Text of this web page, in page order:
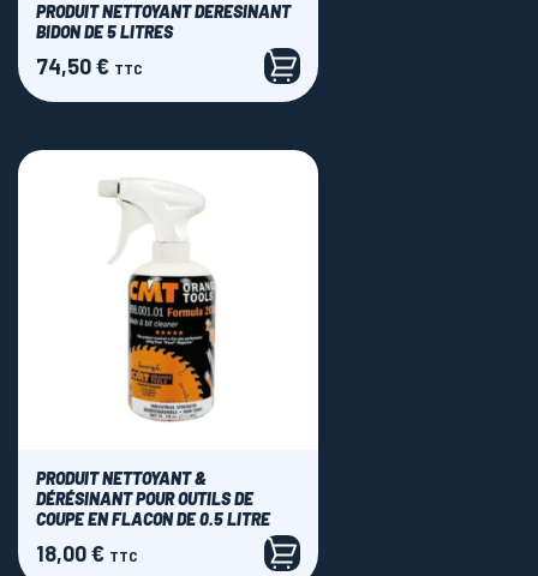
PRODUIT NETTOYANT DERESINANT
BIDON DE 5 LITRES
Prix
74,50 € TTC
PRODUIT NETTOYANT &
DÉRÉSINANT POUR OUTILS DE
COUPE EN FLACON DE 0.5 LITRE
Prix
18,00 € TTC